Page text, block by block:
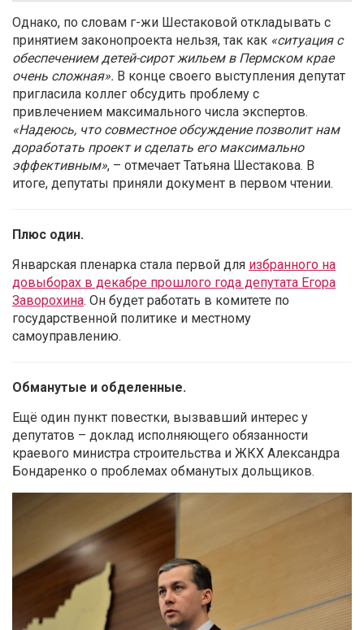
Однако, по словам г-жи Шестаковой откладывать с
принятием законопроекта нельзя, так как «ситуация с
обеспечением детей-сирот жильем в Пермском крае
очень сложная». В конце своего выступления депутат
пригласила коллег обсудить проблему с
привлечением максимального числа экспертов.
«Надеюсь, что совместное обсуждение позволит нам
доработать проект и сделать его максимально
эффективным», – отмечает Татьяна Шестакова. В
итоге, депутаты приняли документ в первом чтении.
Плюс один.
Январская пленарка стала первой для избранного на
довыборах в декабре прошлого года депутата Егора
Заворохина. Он будет работать в комитете по
государственной политике и местному
самоуправлению.
Обманутые и обделенные.
Ещё один пункт повестки, вызвавший интерес у
депутатов – доклад исполняющего обязанности
краевого министра строительства и ЖКХ Александра
Бондаренко о проблемах обманутых дольщиков.